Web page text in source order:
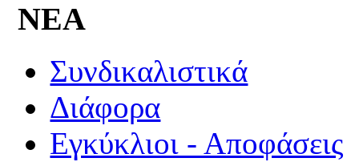
ΝΕΑ
Συνδικαλιστικά
Διάφορα
Εγκύκλιοι - Αποφάσεις